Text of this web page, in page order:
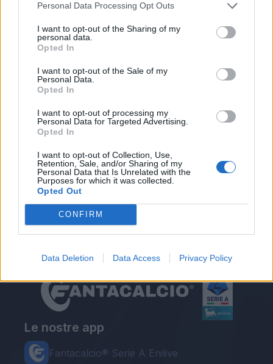
Personal Data Processing Opt Outs
I want to opt-out of the Sharing of my
personal data.
Opted In
I want to opt-out of the Sale of my
Personal Data.
Opted In
I want to opt-out of processing my
Personal Data for Targeted Advertising.
Opted In
I want to opt-out of Collection, Use,
Retention, Sale, and/or Sharing of my
Personal Data that Is Unrelated with the
Purposes for which it was collected.
Opted Out
CONFIRM
Data Deletion Data Access Privacy Policy
Autore
Alessandro Montano
Le nostre app
Fantacalcio® Serie A Enilive